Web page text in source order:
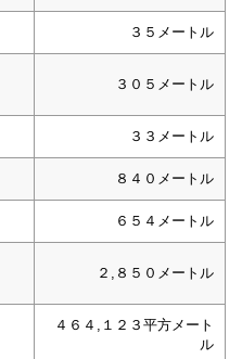
３５メートル
３０５メートル
３３メートル
８４０メートル
６５４メートル
２,８５０メートル
４６４,１２３平方メート
ル